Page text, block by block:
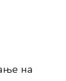
на